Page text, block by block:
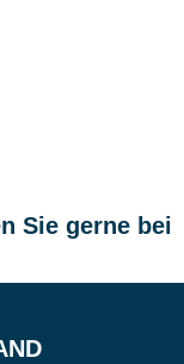
Sie gerne bei